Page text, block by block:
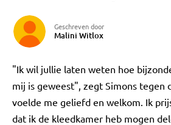
Geschreven door
Malini Witlox
"Ik wil jullie laten weten hoe
mij is geweest", zegt Simons tegen
voelde me geliefd en welkom. Ik
dat ik de kleedkamer heb mogen